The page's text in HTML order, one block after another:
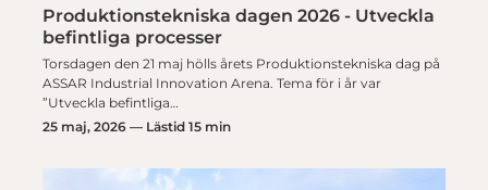
Produktionstekniska dagen 2026 - Utveckla
befintliga processer
Torsdagen den 21 maj hölls årets Produktionstekniska dag på
ASSAR Industrial Innovation Arena. Tema för i år var
”Utveckla befintliga…
25 maj, 2026 — Lästid 15 min